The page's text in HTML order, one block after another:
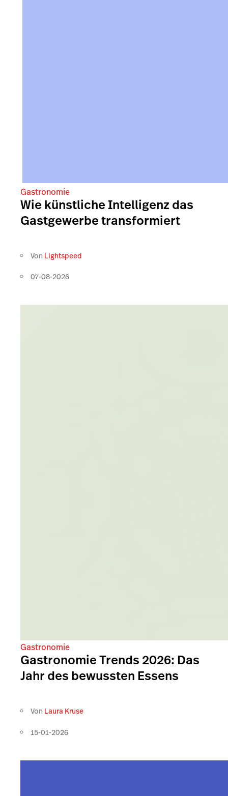
Gastronomie
Wie künstliche Intelligenz das
Gastgewerbe transformiert
Von Lightspeed
07-08-2026
Gastronomie
Gastronomie Trends 2026: Das
Jahr des bewussten Essens
Von Laura Kruse
15-01-2026